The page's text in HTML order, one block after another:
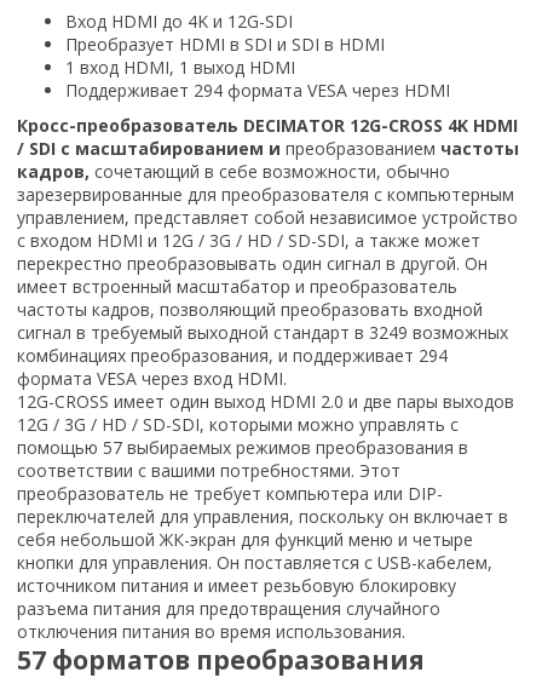
Вход HDMI до 4K и 12G-SDI
Преобразует HDMI в SDI и SDI в HDMI
1 вход HDMI, 1 выход HDMI
Поддерживает 294 формата VESA через HDMI
Кросс-преобразователь DECIMATOR 12G-CROSS 4K HDMI
/ SDI с масштабированием и преобразованием частоты
кадров, сочетающий в себе возможности, обычно
зарезервированные для преобразователя с компьютерным
управлением, представляет собой независимое устройство
с входом HDMI и 12G / 3G / HD / SD-SDI, а также может
перекрестно преобразовывать один сигнал в другой. Он
имеет встроенный масштабатор и преобразователь
частоты кадров, позволяющий преобразовать входной
сигнал в требуемый выходной стандарт в 3249 возможных
комбинациях преобразования, и поддерживает 294
формата VESA через вход HDMI.
12G-CROSS имеет один выход HDMI 2.0 и две пары выходов
12G / 3G / HD / SD-SDI, которыми можно управлять с
помощью 57 выбираемых режимов преобразования в
соответствии с вашими потребностями. Этот
преобразователь не требует компьютера или DIP-
переключателей для управления, поскольку он включает в
себя небольшой ЖК-экран для функций меню и четыре
кнопки для управления. Он поставляется с USB-кабелем,
источником питания и имеет резьбовую блокировку
разъема питания для предотвращения случайного
отключения питания во время использования.
57 форматов преобразования